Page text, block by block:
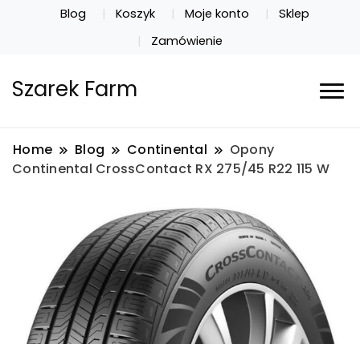
Blog Koszyk Moje konto
Sklep
Zamówienie
Szarek Farm
Home Blog Continental
Opony
Continental CrossContact RX 275/45 R22 115 W